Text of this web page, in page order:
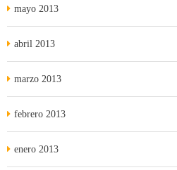
mayo 2013
abril 2013
marzo 2013
febrero 2013
enero 2013